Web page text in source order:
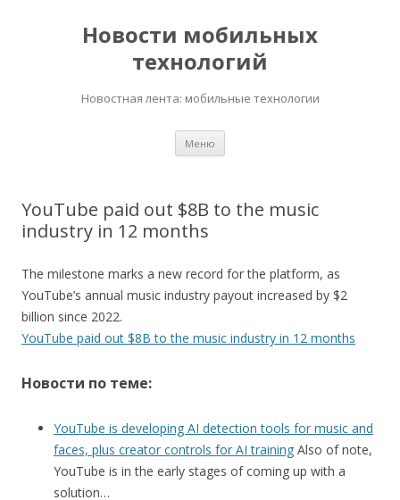
Новости мобильных
технологий
Новостная лента: мобильные технологии
Меню
YouTube paid out $8B to the music
industry in 12 months
The milestone marks a new record for the platform, as
YouTube’s annual music industry payout increased by $2
billion since 2022.
YouTube paid out $8B to the music industry in 12 months
Новости по теме:
YouTube is developing AI detection tools for music and
faces, plus creator controls for AI training Also of note,
YouTube is in the early stages of coming up with a
solution…